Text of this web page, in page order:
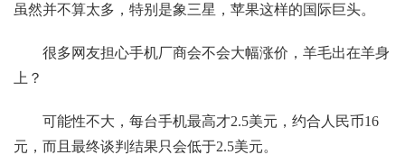
虽然并不算太多，特别是象三星，苹果这样的国际巨头。
很多网友担心手机厂商会不会大幅涨价，羊毛出在羊身
上？
可能性不大，每台手机最高才2.5美元，约合人民币16
元，而且最终谈判结果只会低于2.5美元。